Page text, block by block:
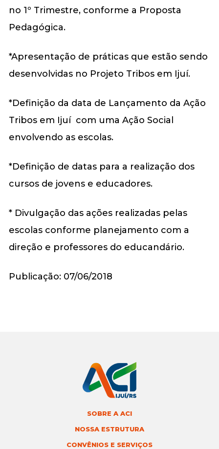
no 1º Trimestre, conforme a Proposta
Pedagógica.
*Apresentação de práticas que estão sendo
desenvolvidas no Projeto Tribos em Ijuí.
*Definição da data de Lançamento da Ação
Tribos em Ijuí com uma Ação Social
envolvendo as escolas.
*Definição de datas para a realização dos
cursos de jovens e educadores.
* Divulgação das ações realizadas pelas
escolas conforme planejamento com a
direção e professores do educandário.
Publicação: 07/06/2018
SOBRE A ACI
NOSSA ESTRUTURA
CONVÊNIOS E SERVIÇOS